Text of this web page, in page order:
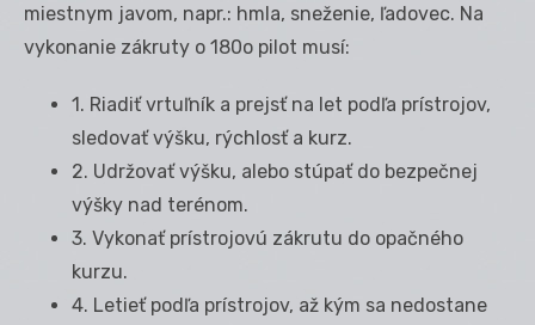
miestnym javom, napr.: hmla, sneženie, ľadovec. Na
vykonanie zákruty o 180o pilot musí:
1. Riadiť vrtuľník a prejsť na let podľa prístrojov,
sledovať výšku, rýchlosť a kurz.
2. Udržovať výšku, alebo stúpať do bezpečnej
výšky nad terénom.
3. Vykonať prístrojovú zákrutu do opačného
kurzu.
4. Letieť podľa prístrojov, až kým sa nedostane